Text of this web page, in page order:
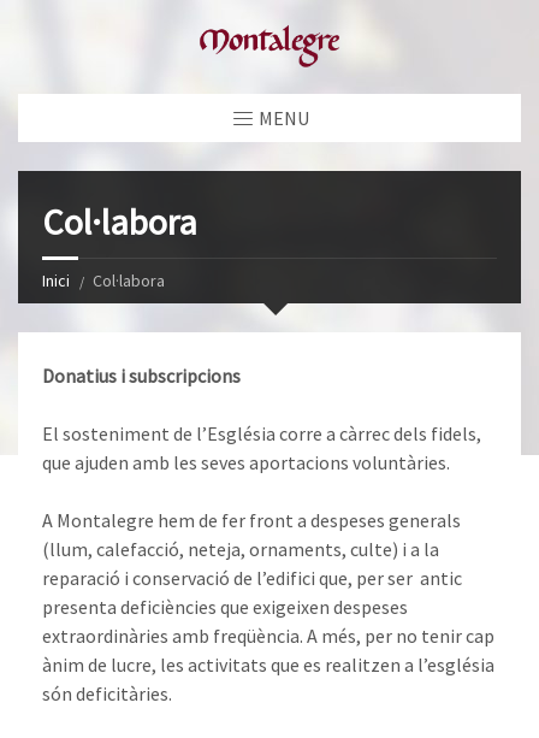
MENU
Col·labora
Inici Col·labora
Donatius i subscripcions
El sosteniment de l’Església corre a càrrec dels fidels,
que ajuden amb les seves aportacions voluntàries.
A Montalegre hem de fer front a despeses generals
(llum, calefacció, neteja, ornaments, culte) i a la
reparació i conservació de l’edifici que, per ser antic
presenta deficiències que exigeixen despeses
extraordinàries amb freqüència. A més, per no tenir cap
ànim de lucre, les activitats que es realitzen a l’església
són deficitàries.